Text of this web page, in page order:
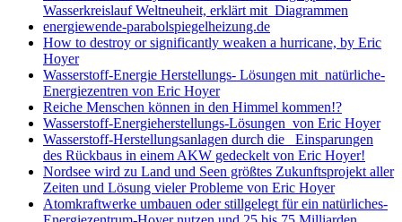
Wasserkreislauf Weltneuheit, erklärt mit Diagrammen
energiewende-parabolspiegelheizung.de
How to destroy or significantly weaken a hurricane, by Eric
Hoyer
Wasserstoff-Energie Herstellungs- Lösungen mit natürliche-
Energiezentren von Eric Hoyer
Reiche Menschen können in den Himmel kommen!?
Wasserstoff-Energieherstellungs-Lösungen von Eric Hoyer
Wasserstoff-Herstellungsanlagen durch die Einsparungen
des Rückbaus in einem AKW gedeckelt von Eric Hoyer!
Nordsee wird zu Land und Seen größtes Zukunftsprojekt aller
Zeiten und Lösung vieler Probleme von Eric Hoyer
Atomkraftwerke umbauen oder stillgelegt für ein natürliches-